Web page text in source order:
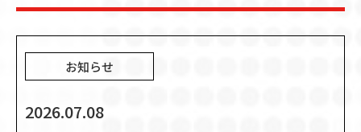
お知らせ
2026.07.08